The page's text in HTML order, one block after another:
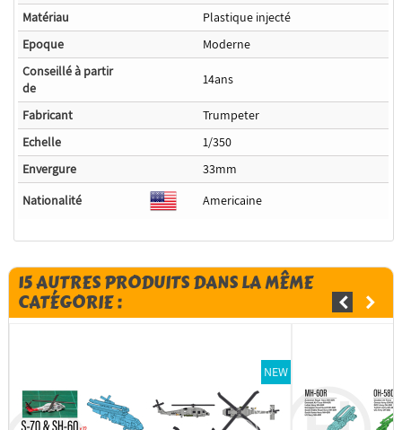
Matériau
Plastique injecté
Epoque
Moderne
Conseillé à partir
de
14ans
Fabricant
Trumpeter
Echelle
1/350
Envergure
33mm
Nationalité
Americaine
15 AUTRES PRODUITS DANS LA MÊME
CATÉGORIE :
NEW